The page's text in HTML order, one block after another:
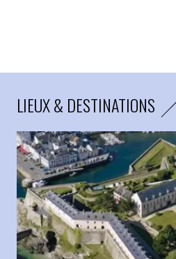
LIEUX & DESTINATIONS